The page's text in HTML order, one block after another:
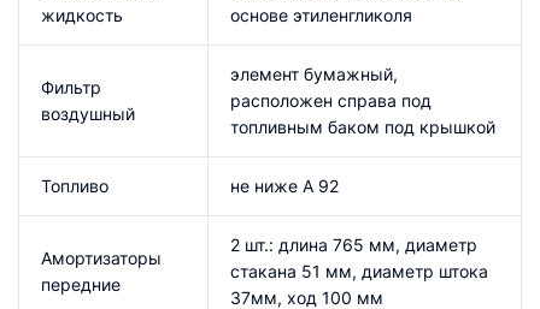
жидкость
основе этиленгликоля
Фильтр
воздушный
элемент бумажный,
расположен справа под
топливным баком под крышкой
Топливо не ниже А 92
Амортизаторы
передние
2 шт.: длина 765 мм, диаметр
стакана 51 мм, диаметр штока
37мм, ход 100 мм